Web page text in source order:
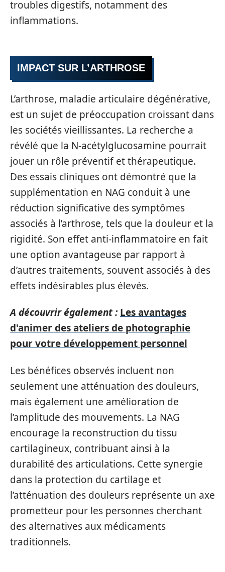
troubles digestifs, notamment des
inflammations.
IMPACT SUR L’ARTHROSE
L’arthrose, maladie articulaire dégénérative,
est un sujet de préoccupation croissant dans
les sociétés vieillissantes. La recherche a
révélé que la N-acétylglucosamine pourrait
jouer un rôle préventif et thérapeutique.
Des essais cliniques ont démontré que la
supplémentation en NAG conduit à une
réduction significative des symptômes
associés à l’arthrose, tels que la douleur et la
rigidité. Son effet anti-inflammatoire en fait
une option avantageuse par rapport à
d’autres traitements, souvent associés à des
effets indésirables plus élevés.
A découvrir également : Les avantages
d'animer des ateliers de photographie
pour votre développement personnel
Les bénéfices observés incluent non
seulement une atténuation des douleurs,
mais également une amélioration de
l’amplitude des mouvements. La NAG
encourage la reconstruction du tissu
cartilagineux, contribuant ainsi à la
durabilité des articulations. Cette synergie
dans la protection du cartilage et
l’atténuation des douleurs représente un axe
prometteur pour les personnes cherchant
des alternatives aux médicaments
traditionnels.